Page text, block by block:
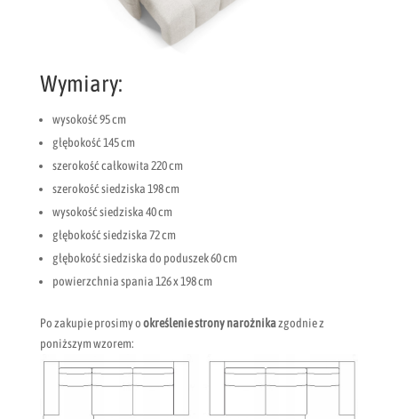
Wymiary:
wysokość 95 cm
głębokość 145 cm
szerokość całkowita 220 cm
szerokość siedziska 198 cm
wysokość siedziska 40 cm
głębokość siedziska 72 cm
głębokość siedziska do poduszek 60 cm
powierzchnia spania 126 x 198 cm
Po zakupie prosimy ookreślenie strony narożnikazgodnie z
poniższym wzorem: